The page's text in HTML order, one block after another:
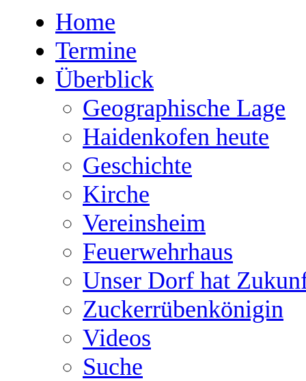
Home
Termine
Überblick
Geographische Lage
Haidenkofen heute
Geschichte
Kirche
Vereinsheim
Feuerwehrhaus
Unser Dorf hat
Zuckerrübenkönigin
Videos
Suche